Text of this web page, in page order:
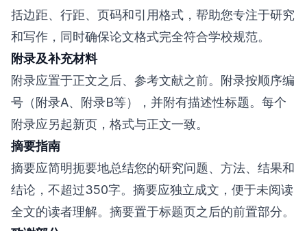
括边距、行距、页码和引用格式，帮助您专注于研究
和写作，同时确保论文格式完全符合学校规范。
附录及补充材料
附录应置于正文之后、参考文献之前。附录按顺序编
号（附录A、附录B等），并附有描述性标题。每个
附录应另起新页，格式与正文一致。
摘要指南
摘要应简明扼要地总结您的研究问题、方法、结果和
结论，不超过350字。摘要应独立成文，便于未阅读
全文的读者理解。摘要置于标题页之后的前置部分。